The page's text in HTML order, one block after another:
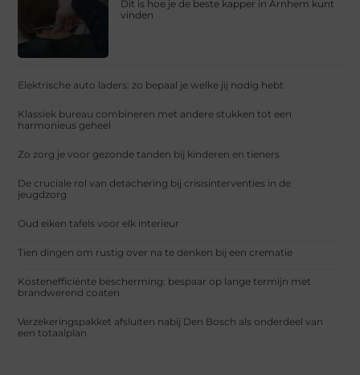
Dit is hoe je de beste kapper in Arnhem kunt
vinden
Elektrische auto laders: zo bepaal je welke jij nodig hebt
Klassiek bureau combineren met andere stukken tot een
harmonieus geheel
Zo zorg je voor gezonde tanden bij kinderen en tieners
De cruciale rol van detachering bij crisisinterventies in de
jeugdzorg
Oud eiken tafels voor elk interieur
Tien dingen om rustig over na te denken bij een crematie
Kostenefficiënte bescherming: bespaar op lange termijn met
brandwerend coaten
Verzekeringspakket afsluiten nabij Den Bosch als onderdeel van
een totaalplan